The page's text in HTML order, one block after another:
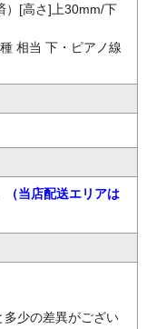
）[高さ]上30mm/下
相当 下・ピアノ線
（当店配送エリアは
少の差異がござい